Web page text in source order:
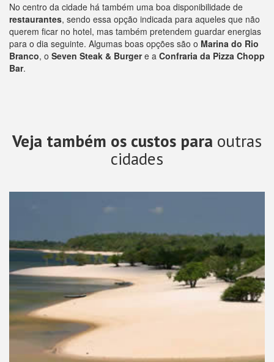
No centro da cidade há também uma boa disponibilidade de
restaurantes, sendo essa opção indicada para aqueles que não
querem ficar no hotel, mas também pretendem guardar energias
para o dia seguinte. Algumas boas opções são o Marina do Rio
Branco, o Seven Steak & Burgere a Confraria da Pizza Chopp
Bar.
Veja também os custos para outras
cidades